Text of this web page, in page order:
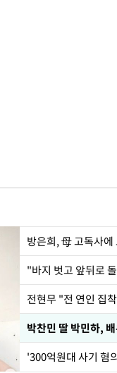
방은희, 母 고독사
전현무 "전 연인 집
'300억원대 사기 혐